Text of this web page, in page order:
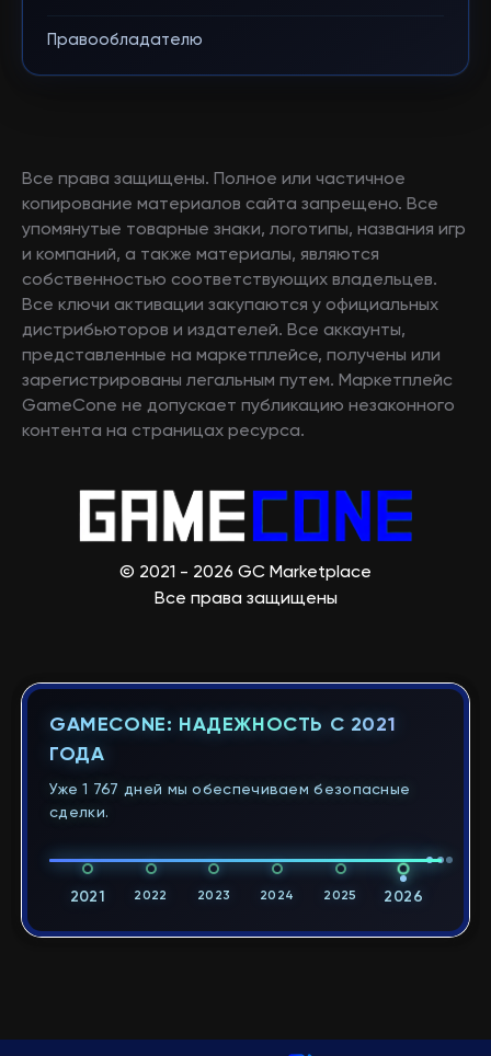
Правообладателю
Все права защищены. Полное или частичное
копирование материалов сайта запрещено. Все
упомянутые товарные знаки, логотипы, названия игр
и компаний, а также материалы, являются
собственностью соответствующих владельцев.
Все ключи активации закупаются у официальных
дистрибьюторов и издателей. Все аккаунты,
представленные на маркетплейсе, получены или
зарегистрированы легальным путем. Маркетплейс
GameCone не допускает публикацию незаконного
контента на страницах ресурса.
© 2021 - 2026 GC Marketplace
Все права защищены
GAMECONE: НАДЕЖНОСТЬ С 2021
ГОДА
Уже 1 767 дней мы обеспечиваем безопасные
сделки.
2021 2022 2023 2024 2025 2026